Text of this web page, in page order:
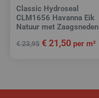
Classic Hydroseal
CLM1656 Havanna Eik
Natuur met Zaagsneden
€23,95 €21,50 per m²